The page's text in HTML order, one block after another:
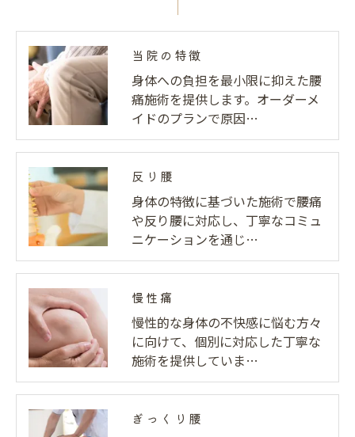
当院の特徴
身体への負担を最小限に抑えた腰
痛施術を提供します。オーダーメ
イドのプランで原因…
反り腰
身体の特徴に基づいた施術で腰痛
や反り腰に対応し、丁寧なコミュ
ニケーションを通じ…
慢性痛
慢性的な身体の不快感に悩む方々
に向けて、個別に対応した丁寧な
施術を提供していま…
ぎっくり腰